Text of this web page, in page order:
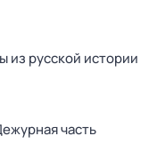
из русской истории
часть